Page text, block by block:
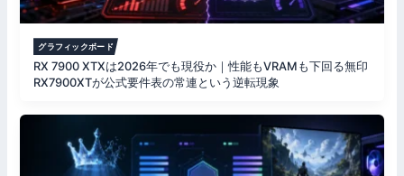
グラフィックボード
RX 7900 XTXは2026年でも現役か｜性能もVRAMも下回る無印
RX7900XTが公式要件表の常連という逆転現象